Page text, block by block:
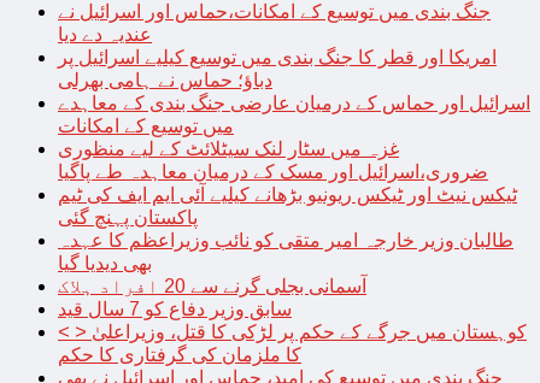
جنگ بندی میں توسیع کے امکانات،حماس اور اسرائیل نے
عندیہ دے دیا
امریکا اور قطر کا جنگ بندی میں توسیع کیلیے اسرائیل پر
دباؤ؛ حماس نے ہامی بھرلی
اسرائیل اور حماس کے درمیان عارضی جنگ بندی کے معاہدے
میں توسیع کے امکانات
غزہ میں سٹار لنک سیٹلائٹ کے لیے منظوری
ضروری،اسرائیل اور مسک کے درمیان معاہدہ طے پاگیا
ٹیکس نیٹ اور ٹیکس ریونیو بڑھانے کیلیے آئی ایم ایف کی ٹیم
پاکستان پہنچ گئی
طالبان وزیر خارجہ امیر متقی کو نائب وزیراعظم کا عہدہ
بھی دیدیا گیا
آسمانی بجلی گرنے سے 20 افراد ہلاک
سابق وزیر دفاع کو 7 سال قید
< > کوہستان میں جرگے کے حکم پر لڑکی کا قتل، وزیراعلیٰ
کا ملزمان کی گرفتاری کا حکم
جنگ بندی میں توسیع کی امید، حماس اور اسرائیل نے بھی